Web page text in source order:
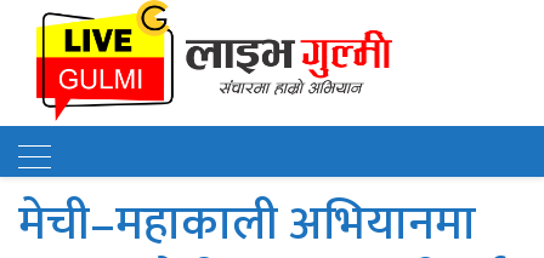
मेची–महाकाली अभियानमा